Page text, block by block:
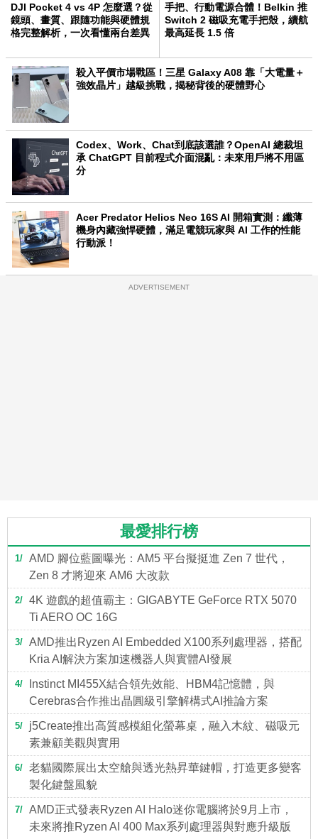
DJI Pocket 4 vs 4P 怎麼選？從
鏡頭、畫質、跟隨功能與硬體規
格完整解析，一次看懂兩台差異
手把、行動電源合體！Belkin 推
Switch 2 磁吸充電手把殼，續航
最高延長 1.5 倍
殺入平價市場戰區！三星 Galaxy A08 靠「大電量＋
強效晶片」越級挑戰，揭秘背後的硬體野心
Codex、Work、Chat到底該選誰？OpenAI 總裁坦
承 ChatGPT 目前程式介面混亂：未來用戶將不用區
分
Acer Predator Helios Neo 16S AI 開箱實測：纖薄
機身內藏強悍硬體，滿足電競玩家與 AI 工作的性能
行動派！
ADVERTISEMENT
最愛排行榜
1
AMD 腳位藍圖曝光：AM5 平台擬挺進 Zen 7 世代，
Zen 8 才將迎來 AM6 大改款
2
4K 遊戲的超值霸主：GIGABYTE GeForce RTX 5070
Ti AERO OC 16G
3
AMD推出Ryzen AI Embedded X100系列處理器，搭配
Kria AI解決方案加速機器人與實體AI發展
4
Instinct MI455X結合領先效能、HBM4記憶體，與
Cerebras合作推出晶圓級引擎解構式AI推論方案
5
j5Create推出高質感模組化螢幕桌，融入木紋、磁吸元
素兼顧美觀與實用
6
老貓國際展出太空艙與透光熱昇華鍵帽，打造更多變客
製化鍵盤風貌
7
AMD正式發表Ryzen AI Halo迷你電腦將於9月上市，
未來將推Ryzen AI 400 Max系列處理器與對應升級版